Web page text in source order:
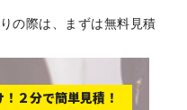
の際は、まずは無料見積
２分で簡単見積！